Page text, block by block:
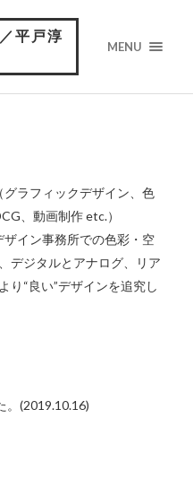
平戸淳
MENU
ラフィックデザイン、色
、動画制作 etc.）
イン事務所での色彩・空
デジタルとアナログ、リア
り“良い”デザインを追究し
。(2019.10.16)